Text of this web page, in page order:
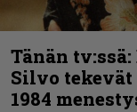
Tänän
Silvo
1984